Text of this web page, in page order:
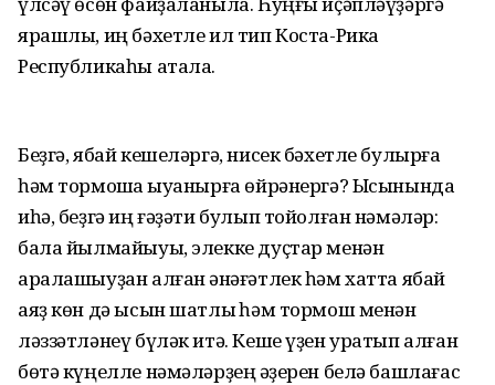
ярашлы, иң бәхетле ил тип Коста-Рика
Республикаһы атала.
Беҙгә, ябай кешеләргә, нисек бәхетле булырға
һәм тормошҡа ҡыуанырға өйрәнергә? Ысынында
иһә, беҙгә иң ғәҙәти булып тойолған нәмәләр:
бала йылмайыуы, элекке дуҫтар менән
аралашыуҙан алған ҡәнәғәтлек һәм хатта ябай
аяҙ көн дә ысын шатлыҡ һәм тормош менән
ләззәтләнеү бүләк итә. Кеше үҙен уратып алған
бөтә күңелле нәмәләрҙең ҡәҙерен белә башлағас